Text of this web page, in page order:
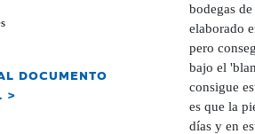
DOCUMENTO
>
bodegas
elaborado
pero
bajo el
consigue
es que la
días y en